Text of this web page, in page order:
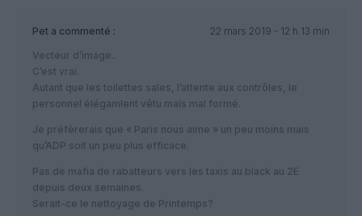
Pet a commenté :
22 mars 2019 - 12 h 13 min
Vecteur d’image..
C’est vrai.
Autant que les toilettes sales, l’attente aux contrôles, le
personnel élégamlent vêtu mais mal formé.
Je préfèrerais que « Paris nous aime » un peu moins mais
qu’ADP soit un peu plus efficace.
Pas de mafia de rabatteurs vers les taxis au black au 2E
depuis deux semaines.
Serait-ce le nettoyage de Printemps?